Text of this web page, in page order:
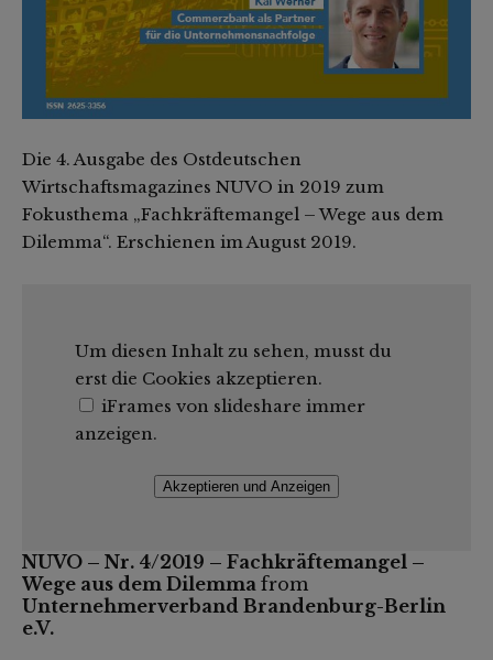
Die 4. Ausgabe des Ostdeutschen
Wirtschaftsmagazines NUVO in 2019 zum
Fokusthema „Fachkräftemangel – Wege aus dem
Dilemma“. Erschienen im August 2019.
Um diesen Inhalt zu sehen, musst du
erst die Cookies akzeptieren.
iFrames von slideshare immer
anzeigen.
Akzeptieren und Anzeigen
NUVO – Nr. 4/2019 – Fachkräftemangel –
Wege aus dem Dilemma from
Unternehmerverband Brandenburg-Berlin
e.V.